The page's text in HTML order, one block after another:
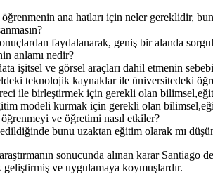
öğrenmenin ana hatları için neler gereklidir,
faydalanarak, geniş bir alanda
anlamı nedir?
işitsel ve görsel araçları dahil etmenin
teknolojik kaynaklar ile üniversitedeki
ile birleştirmek için gerekli olan
modeli kurmak için gerekli olan
ve öğretimi nasıl etkiler?
bunu uzaktan eğitim olarak mı
sonucunda alınan karar
geliştirmiş ve uygulamaya koymuşlardır.